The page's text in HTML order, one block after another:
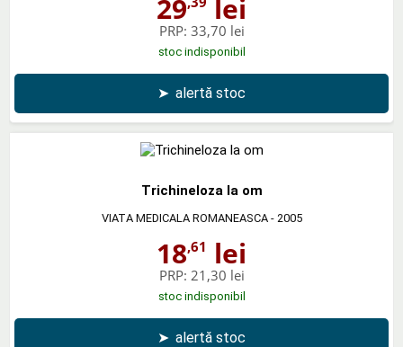
29 lei
PRP: 33,70 lei
stoc indisponibil
➤ alertă stoc
Trichineloza la om
VIATA MEDICALA ROMANEASCA- 2005
18,61 lei
PRP: 21,30 lei
stoc indisponibil
➤ alertă stoc